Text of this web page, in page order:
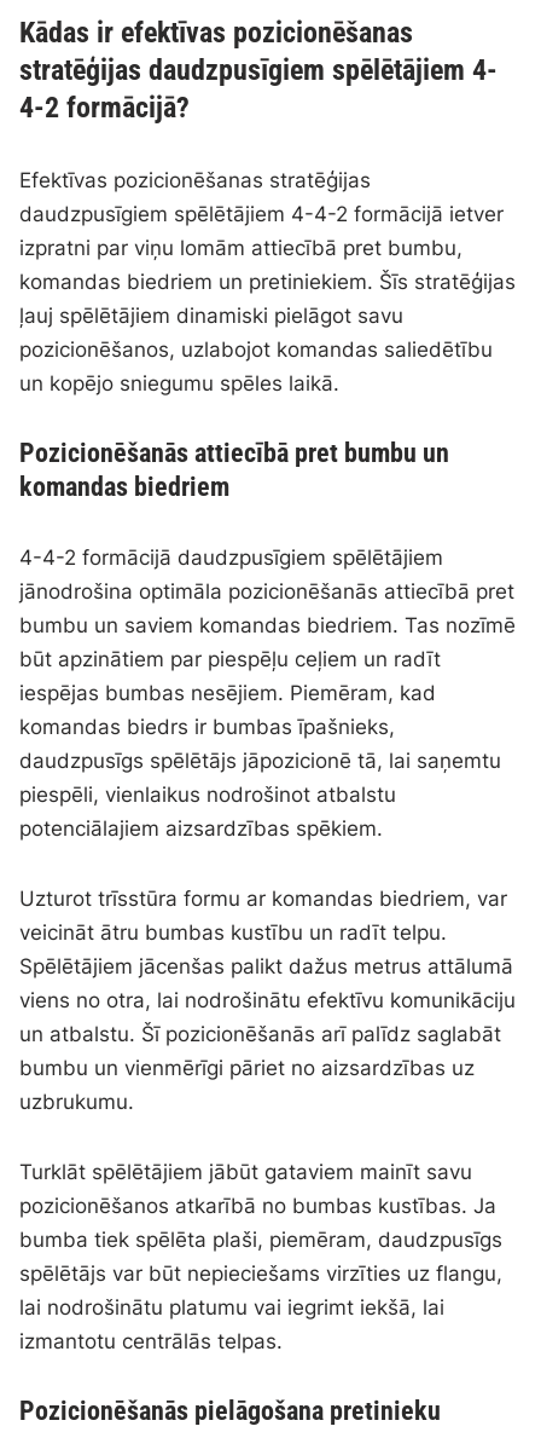
Kādas ir efektīvas pozicionēšanas
stratēģijas daudzpusīgiem spēlētājiem 4-
4-2 formācijā?
Efektīvas pozicionēšanas stratēģijas
daudzpusīgiem spēlētājiem 4-4-2 formācijā ietver
izpratni par viņu lomām attiecībā pret bumbu,
komandas biedriem un pretiniekiem. Šīs stratēģijas
ļauj spēlētājiem dinamiski pielāgot savu
pozicionēšanos, uzlabojot komandas saliedētību
un kopējo sniegumu spēles laikā.
Pozicionēšanās attiecībā pret bumbu un
komandas biedriem
4-4-2 formācijā daudzpusīgiem spēlētājiem
jānodrošina optimāla pozicionēšanās attiecībā pret
bumbu un saviem komandas biedriem. Tas nozīmē
būt apzinātiem par piespēļu ceļiem un radīt
iespējas bumbas nesējiem. Piemēram, kad
komandas biedrs ir bumbas īpašnieks,
daudzpusīgs spēlētājs jāpozicionē tā, lai saņemtu
piespēli, vienlaikus nodrošinot atbalstu
potenciālajiem aizsardzības spēkiem.
Uzturot trīsstūra formu ar komandas biedriem, var
veicināt ātru bumbas kustību un radīt telpu.
Spēlētājiem jācenšas palikt dažus metrus attālumā
viens no otra, lai nodrošinātu efektīvu komunikāciju
un atbalstu. Šī pozicionēšanās arī palīdz saglabāt
bumbu un vienmērīgi pāriet no aizsardzības uz
uzbrukumu.
Turklāt spēlētājiem jābūt gataviem mainīt savu
pozicionēšanos atkarībā no bumbas kustības. Ja
bumba tiek spēlēta plaši, piemēram, daudzpusīgs
spēlētājs var būt nepieciešams virzīties uz flangu,
lai nodrošinātu platumu vai iegrimt iekšā, lai
izmantotu centrālās telpas.
Pozicionēšanās pielāgošana pretinieku